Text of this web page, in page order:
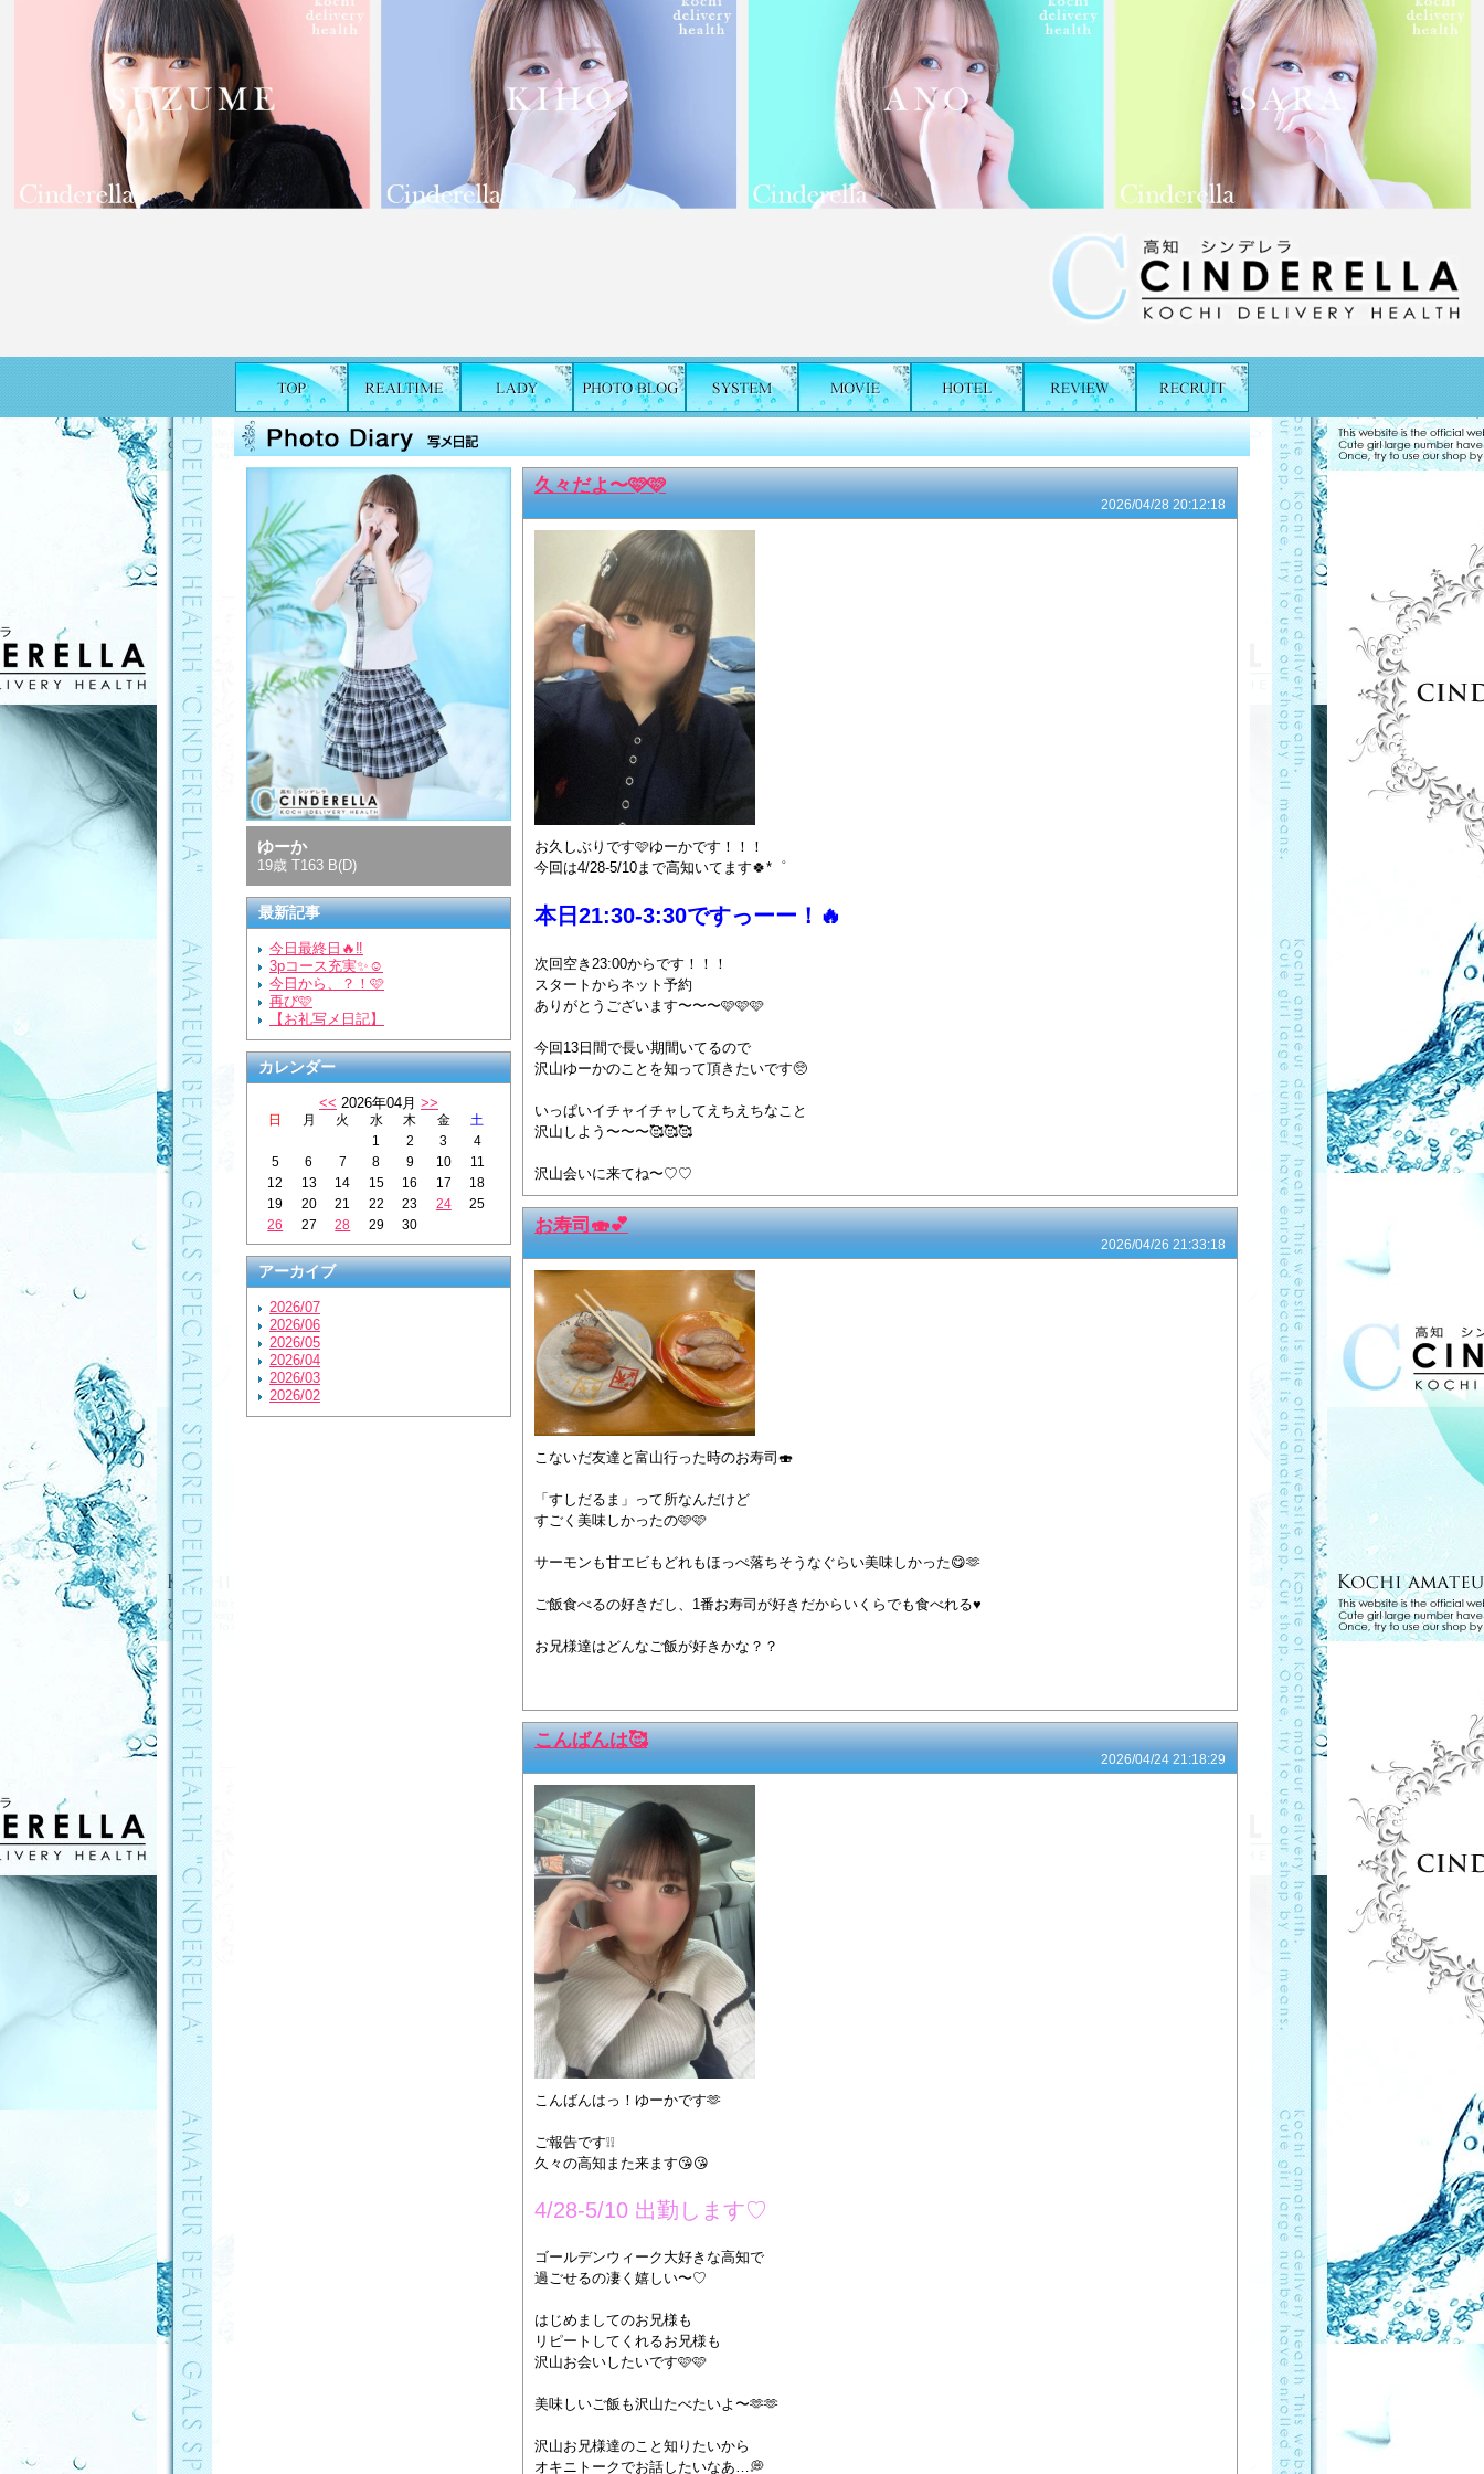
ゆーか
19歳 T163 B(D)
最新記事
今日最終日🔥‼️
3pコース充実✨️☺️
今日から、？！🩷
再び🩷
【お礼写メ日記】
カレンダー
<< 2026年04月 >>
日 月 火 水 木 金
土
1
2 3
4
5
6 7 8 9 10
11
12
13 14 15 16 17
18
19
20 21 22 23 24
25
26
27 28 29 30
アーカイブ
2026/07
2026/06
2026/05
2026/04
2026/03
2026/02
久々だよ〜🩷🩷
2026/04/28 20:12:18
お久しぶりです🩷ゆーかです！！！
今回は4/28-5/10まで高知いてます🍀*゜
本日21:30-3:30ですっーー！🔥
次回空き23:00からです！！！
スタートからネット予約
ありがとうございます〜〜〜🩷🩷🩷
今回13日間で長い期間いてるので
沢山ゆーかのことを知って頂きたいです🥺
いっぱいイチャイチャしてえちえちなこと
沢山しよう〜〜〜🥰🥰🥰
沢山会いに来てね〜♡♡
お寿司🍣💕
2026/04/26 21:33:18
こないだ友達と富山行った時のお寿司🍣
「すしだるま」って所なんだけど
すごく美味しかったの🩷🩷
サーモンも甘エビもどれもほっぺ落ちそうなぐらい美味しかった😋🫶
ご飯食べるの好きだし、1番お寿司が好きだからいくらでも食べれる♥️
お兄様達はどんなご飯が好きかな？？
こんばんは🥰
2026/04/24 21:18:29
こんばんはっ！ゆーかです🫶
ご報告です❕❕
久々の高知また来ます😘😘
4/28-5/10 出勤します♡
ゴールデンウィーク大好きな高知で
過ごせるの凄く嬉しい〜♡
はじめましてのお兄様も
リピートしてくれるお兄様も
沢山お会いしたいです🩷🩷
美味しいご飯も沢山たべたいよ〜🫶🫶
沢山お兄様達のこと知りたいから
オキニトークでお話したいなあ…💭